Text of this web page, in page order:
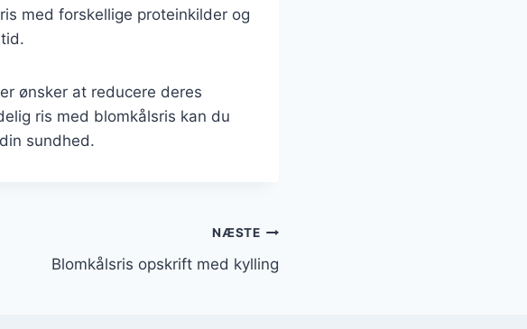
med forskellige proteinkilder og
ønsker at reducere deres
ris med blomkålsris kan du
sundhed.
NÆSTE
Blomkålsris opskrift med kylling